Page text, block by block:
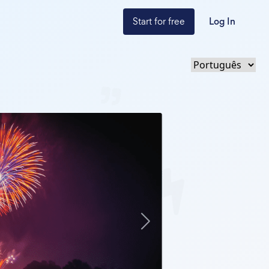
Start for free Log In